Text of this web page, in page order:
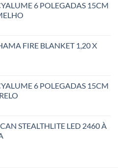
6 POLEGADAS 15CM
FIRE BLANKET 1,20 X
6 POLEGADAS 15CM
STEALTHLITE LED 2460 À